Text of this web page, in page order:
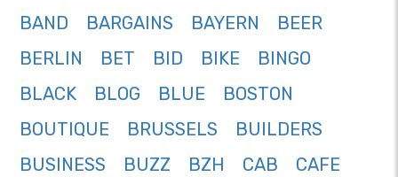
BAND
BARGAINS BAYERN
BEER
BERLIN
BET BID BIKE
BINGO
BLACK
BLOG BLUE
BOSTON
BOUTIQUE
BRUSSELS
BUILDERS
BUSINESS
BUZZ BZH CAB
CAFE